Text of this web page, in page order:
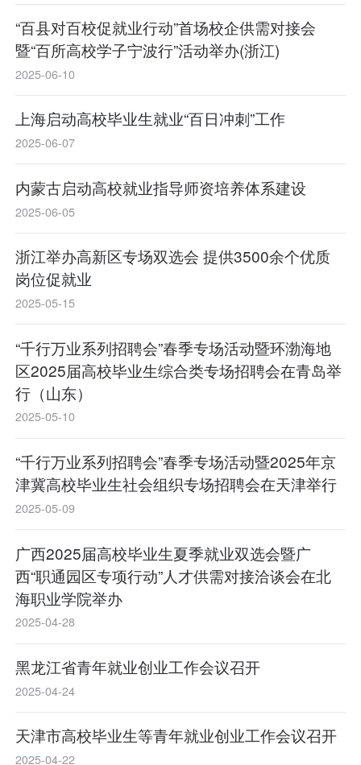
“百县对百校促就业行动”首场校企供需对接会
暨“百所高校学子宁波行”活动举办(浙江)
2025-06-10
上海启动高校毕业生就业“百日冲刺”工作
2025-06-07
内蒙古启动高校就业指导师资培养体系建设
2025-06-05
浙江举办高新区专场双选会 提供3500余个优质
岗位促就业
2025-05-15
“千行万业系列招聘会”春季专场活动暨环渤海地
区2025届高校毕业生综合类专场招聘会在青岛举
行（山东）
2025-05-10
“千行万业系列招聘会”春季专场活动暨2025年京
津冀高校毕业生社会组织专场招聘会在天津举行
2025-05-09
广西2025届高校毕业生夏季就业双选会暨广
西“职通园区专项行动”人才供需对接洽谈会在北
海职业学院举办
2025-04-28
黑龙江省青年就业创业工作会议召开
2025-04-24
天津市高校毕业生等青年就业创业工作会议召开
2025-04-22